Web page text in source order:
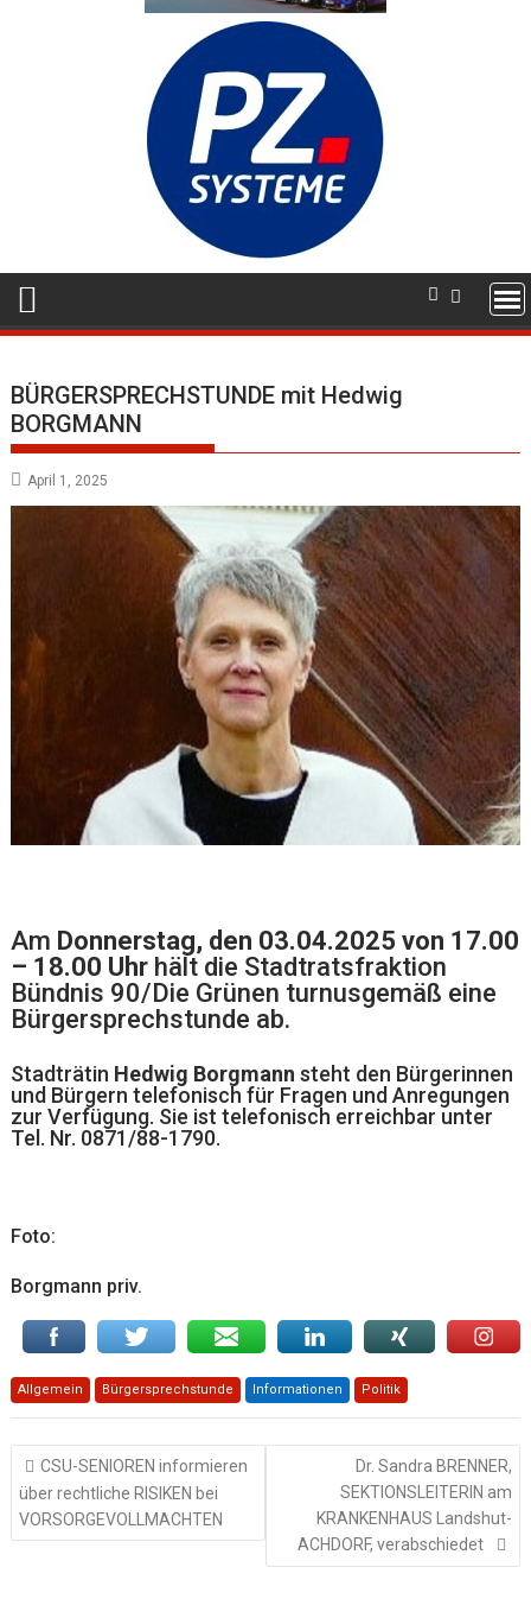
BÜRGERSPRECHSTUNDE mit Hedwig
BORGMANN
April 1, 2025
Am Donnerstag, den 03.04.2025 von 17.00
– 18.00 Uhr hält die Stadtratsfraktion
Bündnis 90/Die Grünen turnusgemäß eine
Bürgersprechstunde ab.
Stadträtin Hedwig Borgmannsteht den Bürgerinnen
und Bürgern telefonisch für Fragen und Anregungen
zur Verfügung. Sie ist telefonisch erreichbar unter
Tel. Nr. 0871/88-1790.
Foto:
Borgmann priv.
Allgemein Bürgersprechstunde Informationen Politik
Beitragsnavigation
CSU-SENIOREN informieren
über rechtliche RISIKEN bei
VORSORGEVOLLMACHTEN
Dr. Sandra BRENNER,
SEKTIONSLEITERIN am
KRANKENHAUS Landshut-
ACHDORF, verabschiedet